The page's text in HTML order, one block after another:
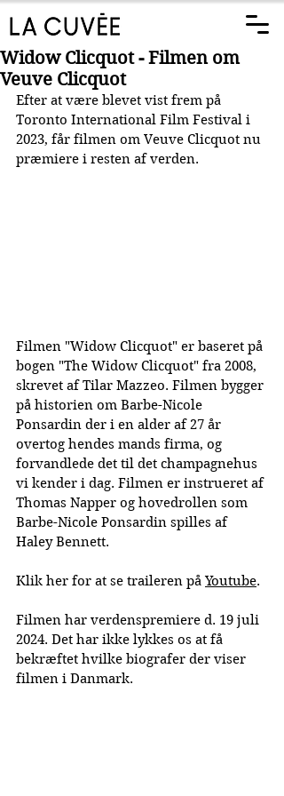
Widow Clicquot - Filmen om
Veuve Clicquot
Efter at være blevet vist frem på
Toronto International Film Festival i
2023, får filmen om Veuve Clicquot nu
præmiere i resten af verden.
Filmen "Widow Clicquot" er baseret på
bogen "The Widow Clicquot" fra 2008,
skrevet af Tilar Mazzeo. Filmen bygger
på historien om Barbe-Nicole
Ponsardin der i en alder af 27 år
overtog hendes mands firma, og
forvandlede det til det champagnehus
vi kender i dag. Filmen er instrueret af
Thomas Napper og hovedrollen som
Barbe-Nicole Ponsardin spilles af
Haley Bennett.
Klik her for at se traileren på Youtube.
Filmen har verdenspremiere d. 19 juli
2024. Det har ikke lykkes os at få
bekræftet hvilke biografer der viser
filmen i Danmark.